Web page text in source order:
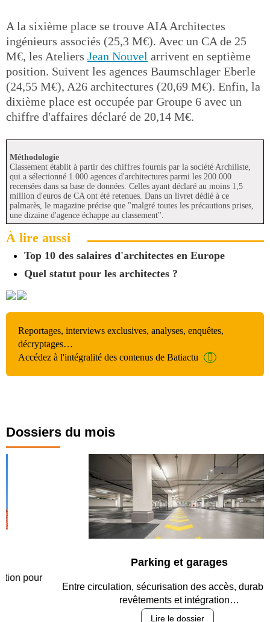
A la sixième place se trouve AIA Architectes
ingénieurs associés (25,3 M€). Avec un CA de 25
M€, les Ateliers Jean Nouvel arrivent en septième
position. Suivent les agences Baumschlager Eberle
(24,55 M€), A26 architectures (20,69 M€). Enfin, la
dixième place est occupée par Groupe 6 avec un
chiffre d'affaires déclaré de 20,14 M€.
Méthodologie
Classement établit à partir des chiffres fournis par la société Archiliste,
qui a sélectionné 1.000 agences d'architectures parmi les 200.000
recensées dans sa base de données. Celles ayant déclaré au moins 1,5
million d'euros de CA ont été retenues. Dans un livret dédié à ce
palmarès, le magazine précise que "malgré toutes les précautions prises,
une dizaine d'agence échappe au classement".
À lire aussi
Top 10 des salaires d'architectes en Europe
Quel statut pour les architectes ?
Reportages, interviews exclusives, analyses, enquêtes,
décryptages…
Accédez à l'intégralité des contenus de Batiactu
Dossiers du mois
Parking et garages
Entre circulation, sécurisation des accès, durabilité des
revêtements et intégration…
Lire le dossier